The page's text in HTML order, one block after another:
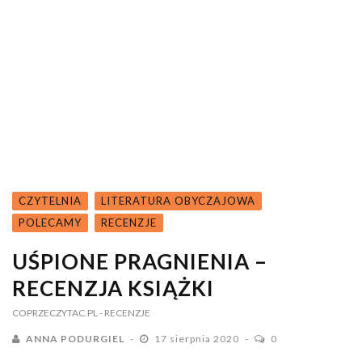
CZYTELNIA
LITERATURA OBYCZAJOWA
POLECAMY
RECENZJE
UŚPIONE PRAGNIENIA –
RECENZJA KSIĄŻKI
COPRZECZYTAC.PL - RECENZJE
ANNA PODURGIEL 17 sierpnia 2020 0